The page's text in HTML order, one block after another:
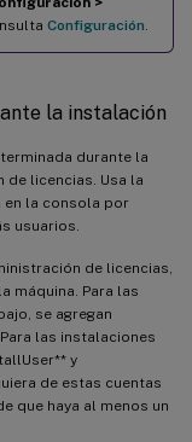
Configuración
la instalación
durante la
licencias. Usa la
en la consola por
usuarios.
de licencias,
máquina. Para las
se agregan
las instalaciones
y
de estas cuentas
que haya al menos un